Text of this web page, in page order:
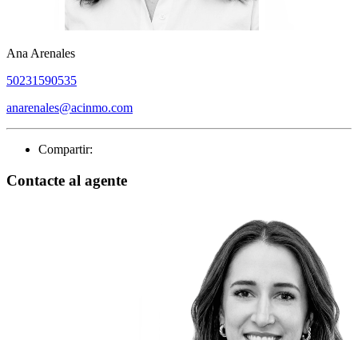
Ana Arenales
50231590535
anarenales@acinmo.com
Compartir:
Contacte al agente